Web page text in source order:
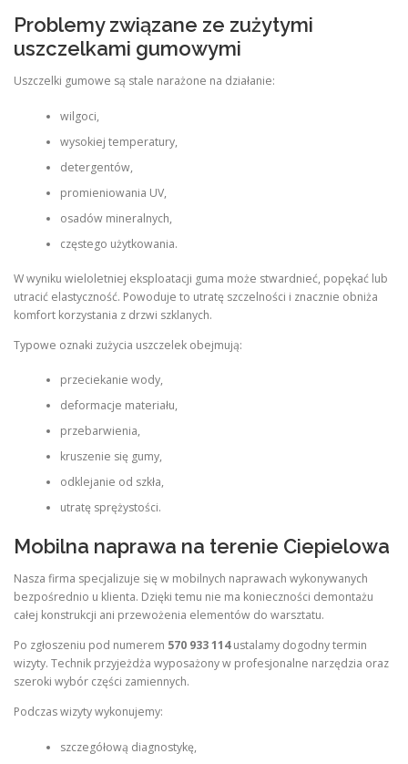
Problemy związane ze zużytymi
uszczelkami gumowymi
Uszczelki gumowe są stale narażone na działanie:
wilgoci,
wysokiej temperatury,
detergentów,
promieniowania UV,
osadów mineralnych,
częstego użytkowania.
W wyniku wieloletniej eksploatacji guma może stwardnieć, popękać lub
utracić elastyczność. Powoduje to utratę szczelności i znacznie obniża
komfort korzystania z drzwi szklanych.
Typowe oznaki zużycia uszczelek obejmują:
przeciekanie wody,
deformacje materiału,
przebarwienia,
kruszenie się gumy,
odklejanie od szkła,
utratę sprężystości.
Mobilna naprawa na terenie Ciepielowa
Nasza firma specjalizuje się w mobilnych naprawach wykonywanych
bezpośrednio u klienta. Dzięki temu nie ma konieczności demontażu
całej konstrukcji ani przewożenia elementów do warsztatu.
Po zgłoszeniu pod numerem 570 933 114ustalamy dogodny termin
wizyty. Technik przyjeżdża wyposażony w profesjonalne narzędzia oraz
szeroki wybór części zamiennych.
Podczas wizyty wykonujemy:
szczegółową diagnostykę,